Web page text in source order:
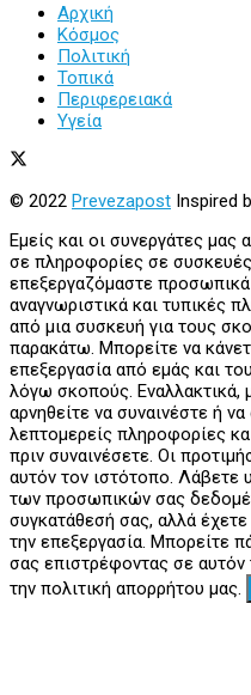
Αρχική
Κόσμος
Πολιτική
Τοπικά
Περιφερειακά
Υγεία
© 2022 Prevezapost Inspired
Εμείς και οι συνεργάτες
σε πληροφορίες σε
επεξεργαζόμαστε
αναγνωριστικά και τυπικές
από μια συσκευή για τους
παρακάτω. Μπορείτε να
επεξεργασία από εμάς και
λόγω σκοπούς. Εναλλακτικά,
αρνηθείτε να συναινέστε ή
λεπτομερείς πληροφορίες
πριν συναινέσετε. Οι
αυτόν τον ιστότοπο. Λάβετε
των προσωπικών σας
συγκατάθεσή σας, αλλά
την επεξεργασία. Μπορείτε
σας επιστρέφοντας σε
την πολιτική απορρήτου μας.